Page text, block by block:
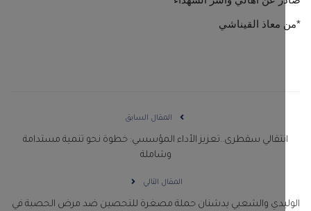
القيناشي
المقال السابق
سقطرى..تعزيز الأداء المؤسسي: خطوة نحو تنمية مستدامة
وشاملة
المقال التالي
والشعبي يدشنان حملة مصغرة للتحصين ضد مرض الحصبة في